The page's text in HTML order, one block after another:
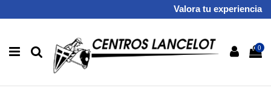
Valora tu experiencia
0